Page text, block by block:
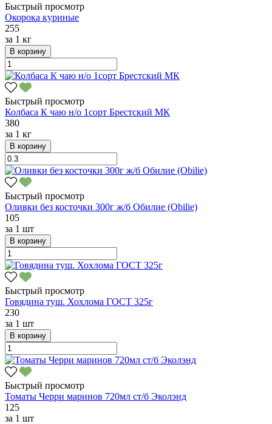
Быстрый просмотр
Окорока куриные
255
за 1 кг
В корзину
Быстрый просмотр
Колбаса К чаю н/о 1сорт Брестский МК
380
за 1 кг
В корзину
Быстрый просмотр
Оливки без косточки 300г ж/б Обилие (Obilie)
105
за 1 шт
В корзину
Быстрый просмотр
Говядина туш. Хохлома ГОСТ 325г
230
за 1 шт
В корзину
Быстрый просмотр
Томаты Черри маринов 720мл ст/б Эколэнд
125
за 1 шт